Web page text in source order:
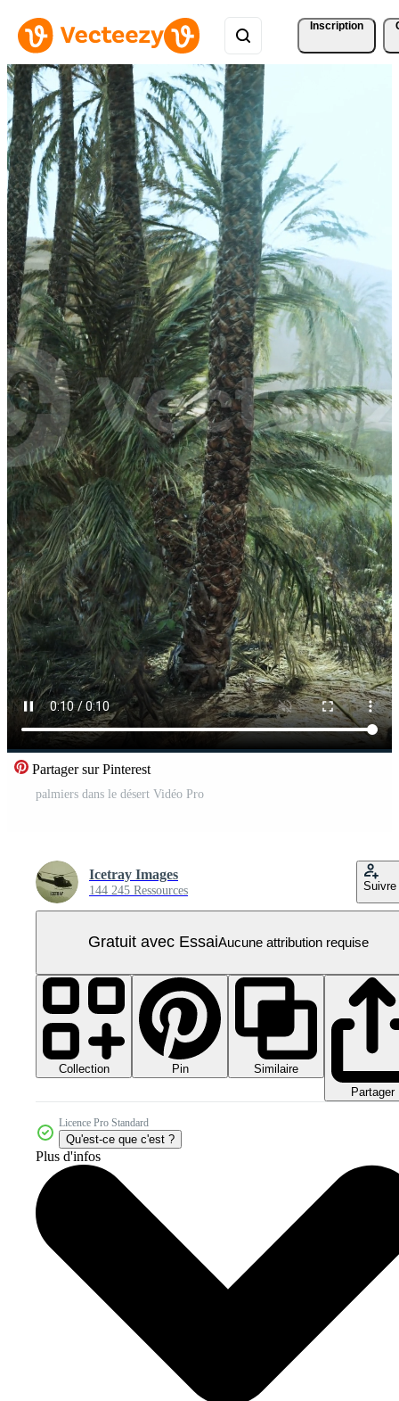
Inscription
Partager sur Pinterest
palmiers dans le désert Vidéo Pro
Icetray Images
144 245 Ressources Suivre
Gratuit avec EssaiAucune attribution requise
Collection Pin
Similaire
Partager
Licence Pro Standard
Qu'est-ce que c'est ?
Plus d'infos